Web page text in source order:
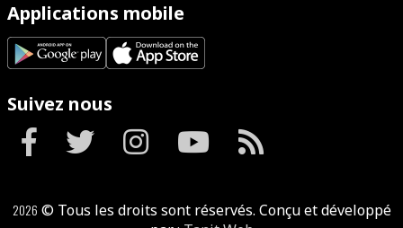
Applications mobile
Suivez nous
2026 © Tous les droits sont réservés. Conçu et développé